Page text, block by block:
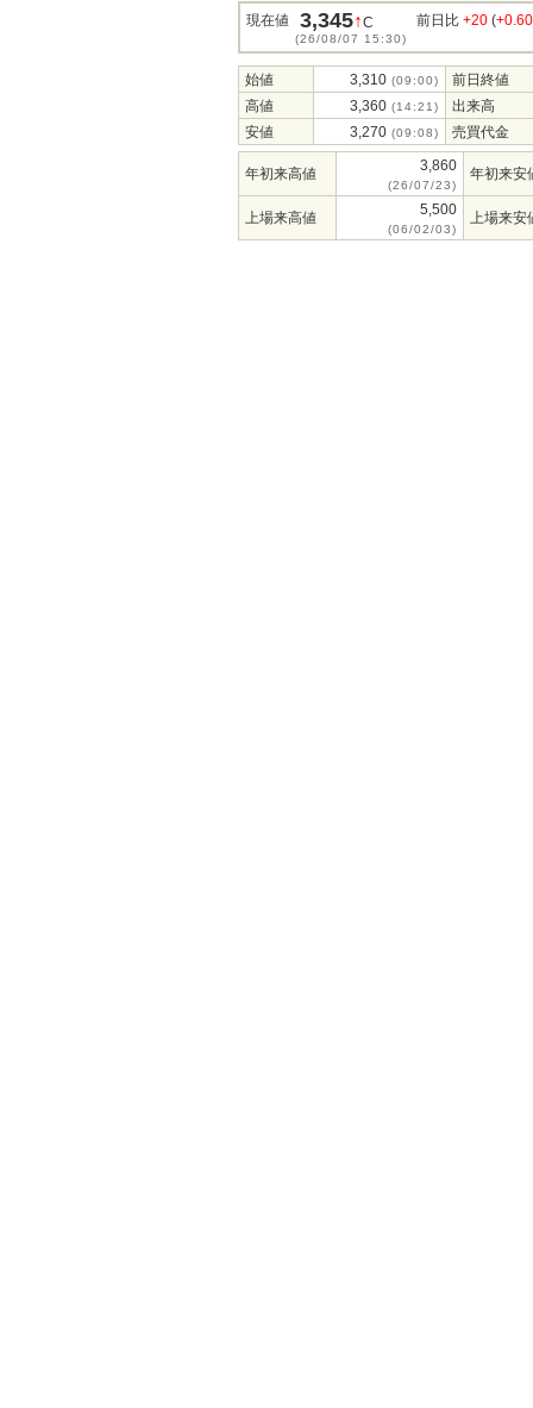
現在値 3,345↑C
(26/08/07 15:30)
前日比 +20 (
始値 3,310 (09:00)
前日終値
高値
3,360 (14:21)
出来高
安値
3,270 (09:08) 売買代金
年初来高値 3,860
(26/07/23)
年初来安
上場来高値 5,500
(06/02/03)
上場来安